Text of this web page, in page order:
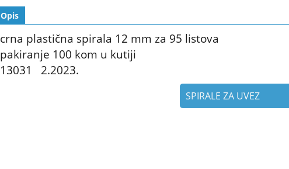
Opis
crna plastična spirala 12 mm za 95 listova
pakiranje 100 kom u kutiji
13031 2.2023.
SPIRALE ZA UVEZ